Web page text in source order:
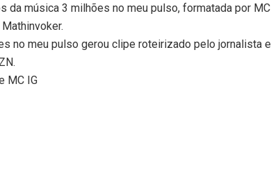
da música 3 milhões no meu pulso, formatada por MC
no meu pulso gerou clipe roteirizado pelo jornalista e
MC IG